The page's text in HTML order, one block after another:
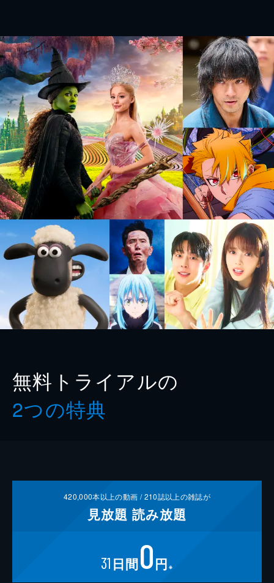
無料トライアルの
2つの特典
420,000本以上の動画 /210誌以上の雑誌が
見放題 読み放題
31 日間0円 ※